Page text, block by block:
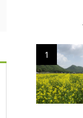
1